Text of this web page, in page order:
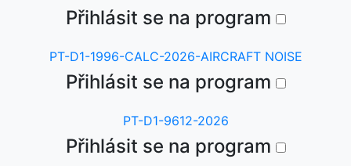
Přihlásit se na program
PT-D1-1996-CALC-2026-AIRCRAFT NOISE
Přihlásit se na program
PT-D1-9612-2026
Přihlásit se na program